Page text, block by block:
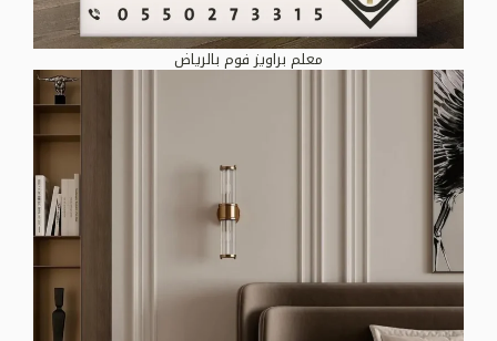
معلم براويز فوم بالرياض